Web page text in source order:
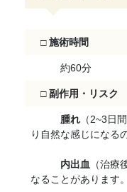
□ 施術時間
約60分
□ 副作用・リスク
腫れ（2~3日
り自然な感じになる
内出血（治療
なることがあります